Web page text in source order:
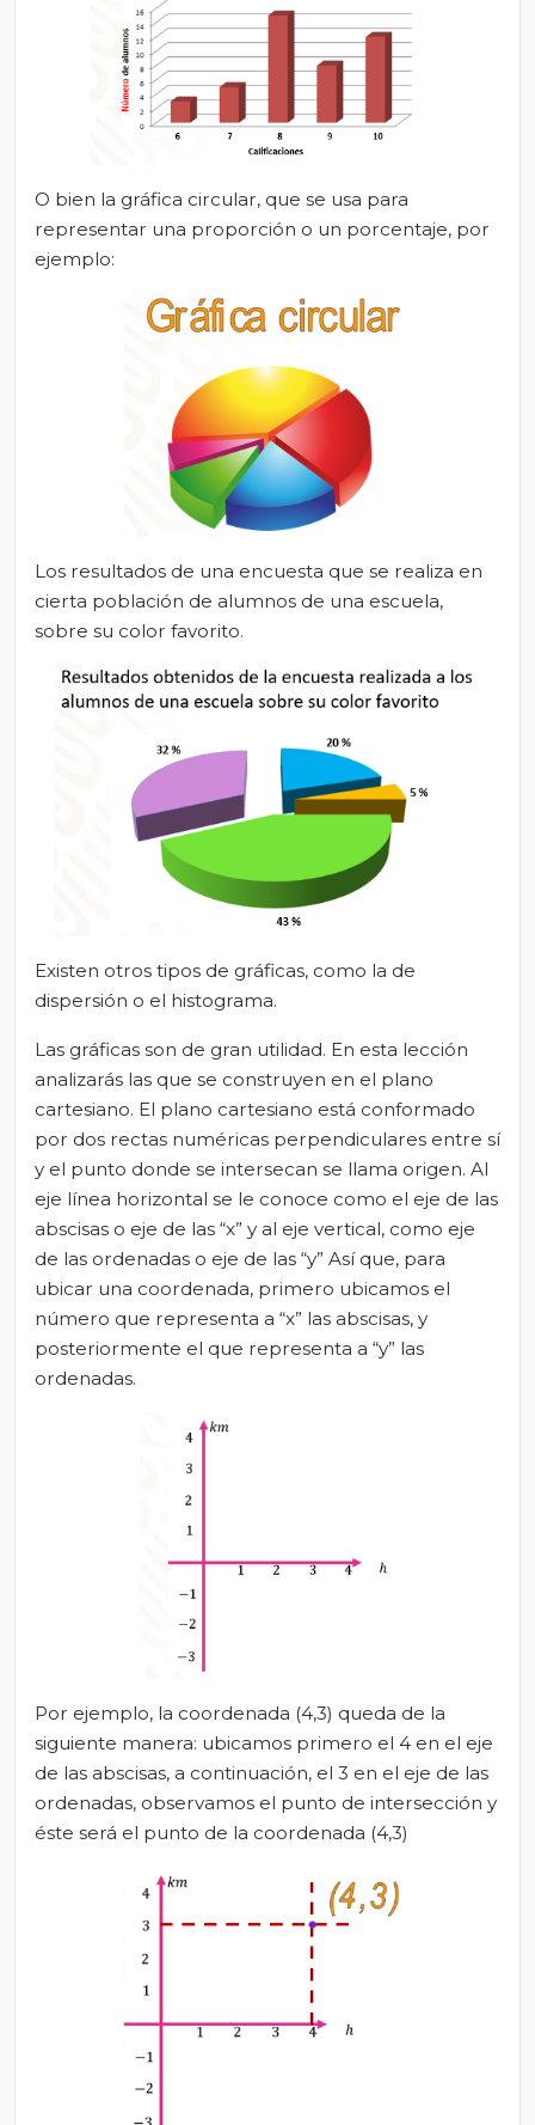
O bien la gráfica circular, que se usa para
representar una proporción o un porcentaje, por
ejemplo:
Los resultados de una encuesta que se realiza en
cierta población de alumnos de una escuela,
sobre su color favorito.
Existen otros tipos de gráficas, como la de
dispersión o el histograma.
Las gráficas son de gran utilidad. En esta lección
analizarás las que se construyen en el plano
cartesiano. El plano cartesiano está conformado
por dos rectas numéricas perpendiculares entre sí
y el punto donde se intersecan se llama origen. Al
eje línea horizontal se le conoce como el eje de las
abscisas o eje de las “x” y al eje vertical, como eje
de las ordenadas o eje de las “y” Así que, para
ubicar una coordenada, primero ubicamos el
número que representa a “x” las abscisas, y
posteriormente el que representa a “y” las
ordenadas.
Por ejemplo, la coordenada (4,3) queda de la
siguiente manera: ubicamos primero el 4 en el eje
de las abscisas, a continuación, el 3 en el eje de las
ordenadas, observamos el punto de intersección y
éste será el punto de la coordenada (4,3)